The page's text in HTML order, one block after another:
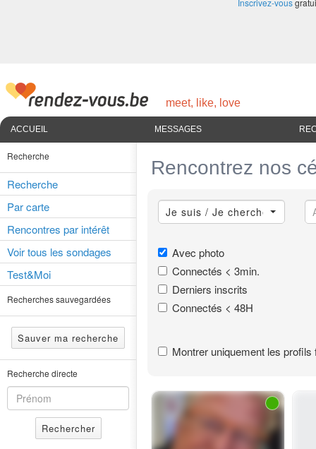
Inscrivez-vous
meet, like, love
ACCUEIL MESSAGES
Recherche
Recherche
Par carte
Rencontres par intérêt
Voir tous les sondages
Test&Moi
Recherches sauvegardées
Sauver ma recherche
Recherche directe
Rechercher
Rencontrez nos
Je suis / Je cherche
Avec photo
Connectés < 3min.
Derniers inscrits
Connectés < 48H
Montrer uniquement les profils